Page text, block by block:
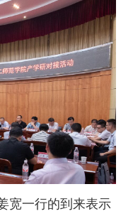
宽一行的到来表示